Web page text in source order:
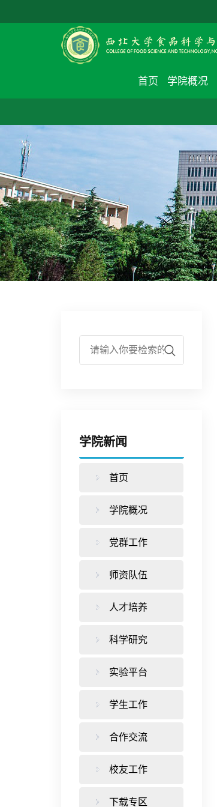
首页 学院概况
学院新闻
首页
学院概况
党群工作
师资队伍
人才培养
科学研究
实验平台
学生工作
合作交流
校友工作
下载专区